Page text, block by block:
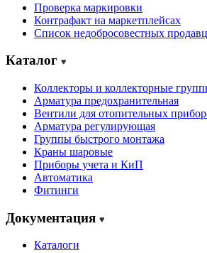
Проверка маркировки
Контрафакт на маркетплейсах
Cписок недобросовестных
Каталог
Коллекторы и коллекторные
Арматура предохранительная
Вентили для отопительных
Арматура регулирующая
Группы быстрого монтажа
Краны шаровые
Приборы учета и КиП
Автоматика
Фитинги
Документация
Каталоги